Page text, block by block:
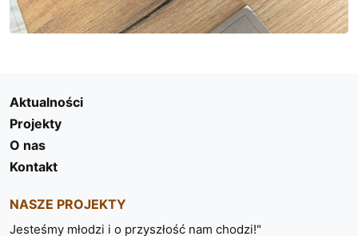
Aktualności
Projekty
O nas
Kontakt
NASZE PROJEKTY
Jesteśmy młodzi i o przyszłość nam chodzi!"